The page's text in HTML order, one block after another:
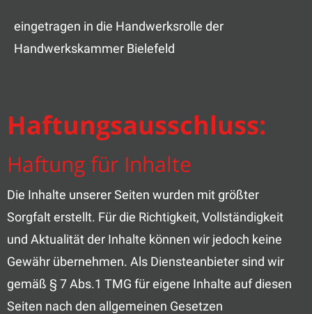
eingetragen in die Handwerksrolle der
Handwerkskammer Bielefeld
Haftungsausschluss:
Haftung für Inhalte
Die Inhalte unserer Seiten wurden mit größter
Sorgfalt erstellt. Für die Richtigkeit, Vollständigkeit
und Aktualität der Inhalte können wir jedoch keine
Gewähr übernehmen. Als Diensteanbieter sind wir
gemäß § 7 Abs.1 TMG für eigene Inhalte auf diesen
Seiten nach den allgemeinen Gesetzen